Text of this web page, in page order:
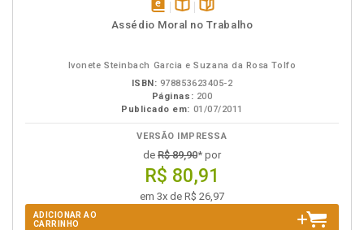
disponívelDisponível
páginas
Assédio Moral no Trabalho
Ivonete Steinbach Garcia e Suzana da Rosa Tolfo
ISBN: 978853623405-2
Páginas: 200
Publicado em: 01/07/2011
VERSÃO IMPRESSA
de R$ 89,90* por
R$ 80,91
em 3x de R$ 26,97
ADICIONAR AO
CARRINHO